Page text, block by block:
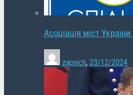
Асоціація міст
zapsich, 23/12/2024